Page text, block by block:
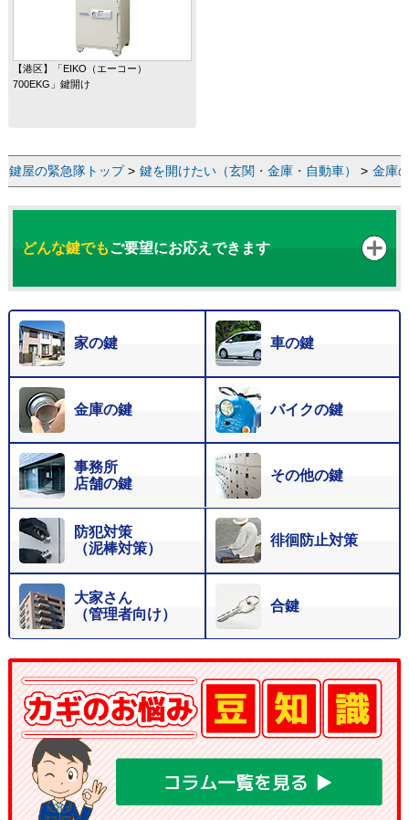
【港区】「EIKO（エーコー）
700EKG」鍵開け
鍵屋の緊急隊トップ> 鍵を開けたい（玄関・金庫・自動車） > 金庫
どんな鍵でもご要望にお応えできます
家の鍵 車の鍵
金庫の鍵 バイクの鍵
事務所
店舗の鍵
その他の鍵
防犯対策
（泥棒対策）
徘徊防止対策
大家さん
（管理者向け）
合鍵